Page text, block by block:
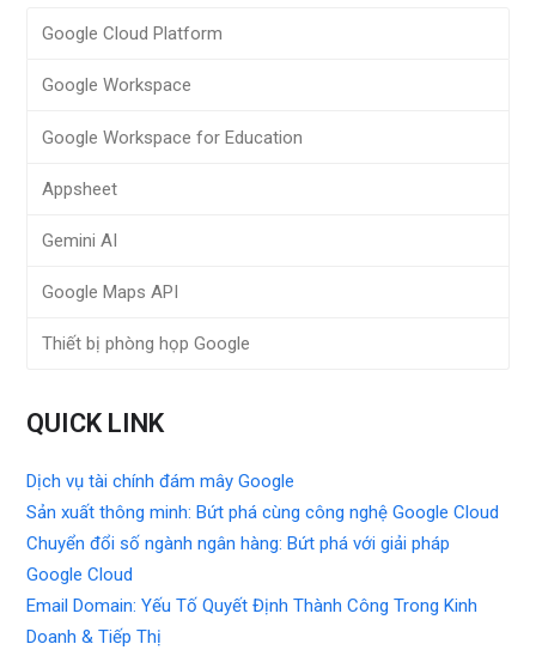
Google Cloud Platform
Google Workspace
Google Workspace for Education
Appsheet
Gemini AI
Google Maps API
Thiết bị phòng họp Google
QUICK LINK
Dịch vụ tài chính đám mây Google
Sản xuất thông minh: Bứt phá cùng công nghệ Google Cloud
Chuyển đổi số ngành ngân hàng: Bứt phá với giải pháp
Google Cloud
Email Domain: Yếu Tố Quyết Định Thành Công Trong Kinh
Doanh & Tiếp Thị